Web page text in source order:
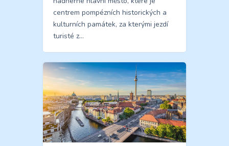
centrem pompézních historických a
kulturních památek, za kterými jezdí
turisté z…